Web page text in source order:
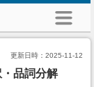
更新日時： 2025-11-12
・品詞分解